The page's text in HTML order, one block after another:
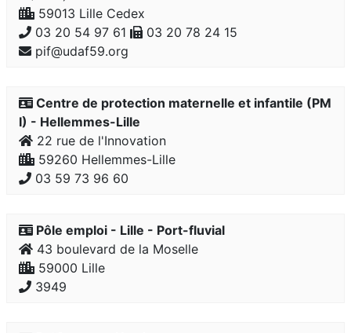
59013 Lille Cedex
03 20 54 97 61
03 20 78 24 15
pif@udaf59.org
Centre de protection maternelle et infantile (PM
I) - Hellemmes-Lille
22 rue de l'Innovation
59260 Hellemmes-Lille
03 59 73 96 60
Pôle emploi - Lille - Port-fluvial
43 boulevard de la Moselle
59000 Lille
3949